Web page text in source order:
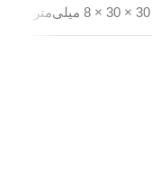
30 × 30 × 8 میلی‌متر